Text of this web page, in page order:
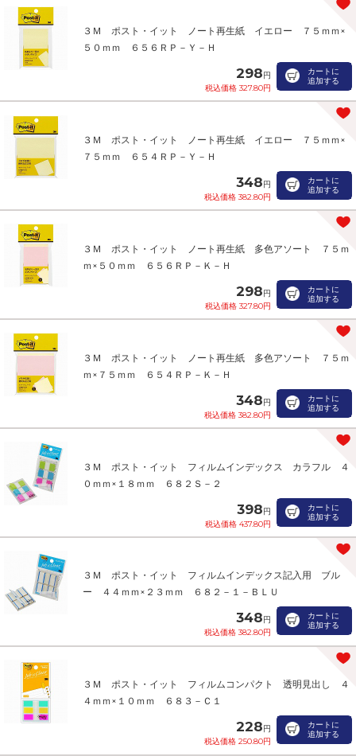
３Ｍ ポスト・イット ノート再生紙 イエロー ７５ｍｍ×
５０ｍｍ ６５６ＲＰ－Ｙ－Ｈ
298円
税込価格 327.80円
カートに
追加する
３Ｍ ポスト・イット ノート再生紙 イエロー ７５ｍｍ×
７５ｍｍ ６５４ＲＰ－Ｙ－Ｈ
348円
税込価格 382.80円
カートに
追加する
３Ｍ ポスト・イット ノート再生紙 多色アソート ７５ｍ
ｍ×５０ｍｍ ６５６ＲＰ－Ｋ－Ｈ
298円
税込価格 327.80円
カートに
追加する
３Ｍ ポスト・イット ノート再生紙 多色アソート ７５ｍ
ｍ×７５ｍｍ ６５４ＲＰ－Ｋ－Ｈ
348円
税込価格 382.80円
カートに
追加する
３Ｍ ポスト・イット フィルムインデックス カラフル ４
０ｍｍ×１８ｍｍ ６８２Ｓ－２
398円
税込価格 437.80円
カートに
追加する
３Ｍ ポスト・イット フィルムインデックス記入用 ブル
ー ４４ｍｍ×２３ｍｍ ６８２－１－ＢＬＵ
348円
税込価格 382.80円
カートに
追加する
３Ｍ ポスト・イット フィルムコンパクト 透明見出し ４
４ｍｍ×１０ｍｍ ６８３－Ｃ１
228円
税込価格 250.80円
カートに
追加する